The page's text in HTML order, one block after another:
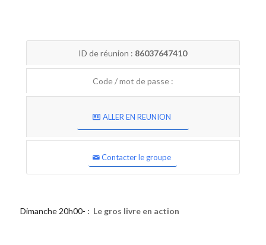
ID de réunion : 86037647410
Code / mot de passe :
ALLER EN REUNION
Contacter le groupe
Dimanche 20h00- : Le gros livre en action